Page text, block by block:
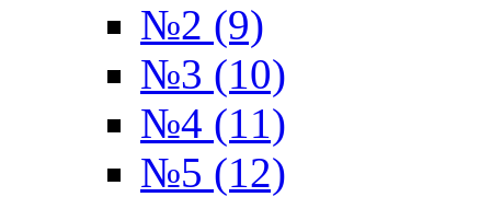
№2 (9)
№3 (10)
№4 (11)
№5 (12)